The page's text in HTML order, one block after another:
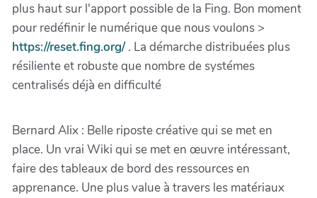
plus haut sur l'apport possible de la Fing. Bon moment
pour redéfinir le numérique que nous voulons >
https://reset.fing.org/. La démarche distribuées plus
résiliente et robuste que nombre de systémes
centralisés déjà en difficulté
Bernard Alix : Belle riposte créative qui se met en
place. Un vrai Wiki qui se met en œuvre intéressant,
faire des tableaux de bord des ressources en
apprenance. Une plus value à travers les matériaux